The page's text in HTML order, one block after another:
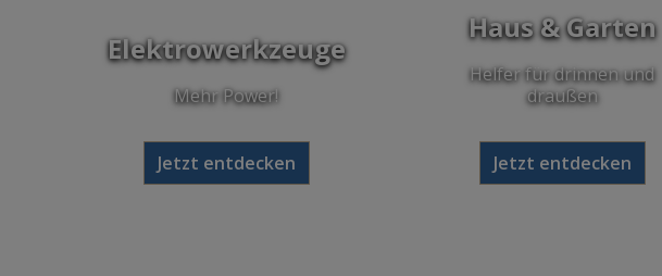
Elektrowerkzeuge
Mehr Power!
Jetzt entdecken
Haus & Garten
Helfer für drinnen und
draußen
Jetzt entdecken